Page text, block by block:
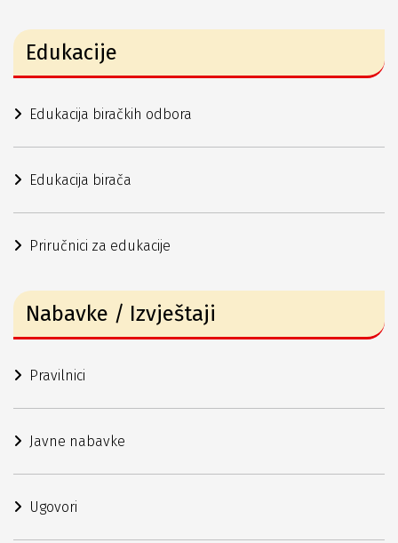
Edukacije
Edukacija biračkih odbora
Edukacija birača
Priručnici za edukacije
Nabavke / Izvještaji
Pravilnici
Javne nabavke
Ugovori